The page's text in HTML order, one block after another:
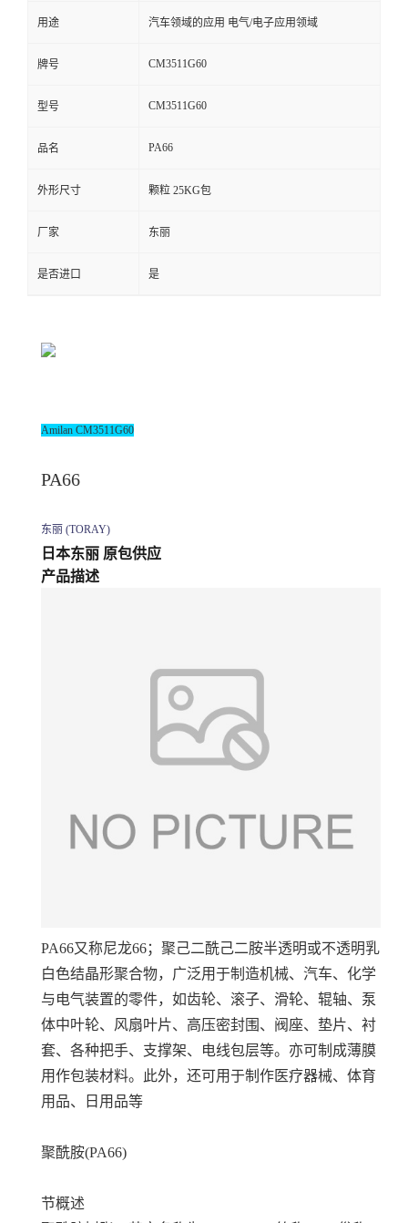
用途 汽车领域的应用 电气/电子应用领域
牌号 CM3511G60
型号 CM3511G60
品名 PA66
外形尺寸 颗粒 25KG包
厂家 东丽
是否进口 是
Amilan CM3511G60
PA66
东丽 (TORAY)
日本东丽 原包供应
产品描述
PA66又称尼龙66；聚己二酰己二胺半透明或不透明乳
白色结晶形聚合物，广泛用于制造机械、汽车、化学
与电气装置的零件，如齿轮、滚子、滑轮、辊轴、泵
体中叶轮、风扇叶片、高压密封围、阀座、垫片、衬
套、各种把手、支撑架、电线包层等。亦可制成薄膜
用作包装材料。此外，还可用于制作医疗器械、体育
用品、日用品等
聚酰胺(PA66)
节概述